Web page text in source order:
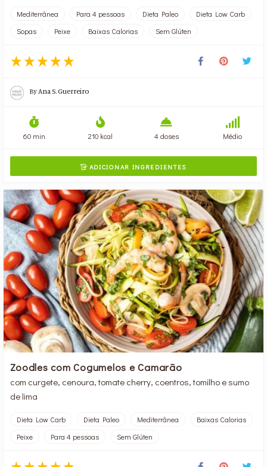
Mediterrânea Para 4 pessoas Dieta Paleo
Dieta Low Carb
Sopas
Peixe Baixas Calorias Sem Glúten
By Ana S. Guerreiro
60 min 210 kcal 4 doses Médio
ADICIONAR INGREDIENTES
Zoodles com Cogumelos e Camarão
com curgete, cenoura, tomate cherry, coentros, tomilho e sumo
de lima
Dieta Low Carb Dieta Paleo Mediterrânea
Baixas Calorias
Peixe
Para 4 pessoas Sem Glúten